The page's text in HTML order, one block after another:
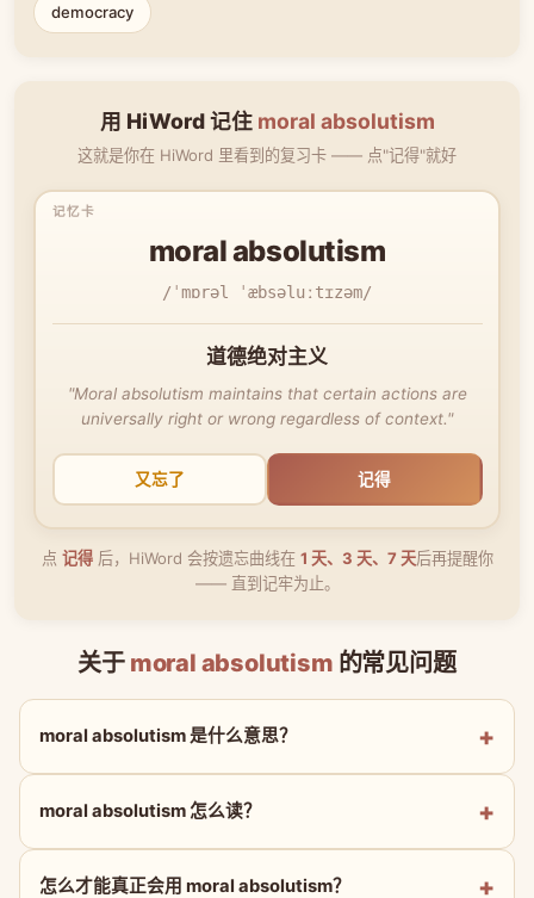
democracy
用 HiWord 记住 moral absolutism
这就是你在 HiWord 里看到的复习卡 —— 点"记得"就好
moral absolutism
/ˈmɒrəl ˈæbsəluːtɪzəm/
道德绝对主义
"Moral absolutism maintains that certain actions are
universally right or wrong regardless of context."
又忘了 记得
点 记得后，HiWord 会按遗忘曲线在 1 天、3 天、7 天后再提醒你
—— 直到记牢为止。
关于 moral absolutism 的常见问题
moral absolutism 是什么意思？
moral absolutism 怎么读？
怎么才能真正会用 moral absolutism？